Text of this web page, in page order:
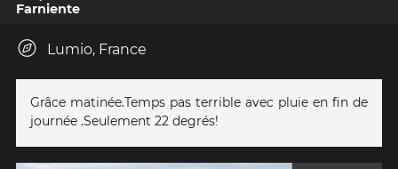
Farniente
Lumio, France
Grâce matinée.Temps pas terrible avec pluie en fin de
journée .Seulement 22 degrés!